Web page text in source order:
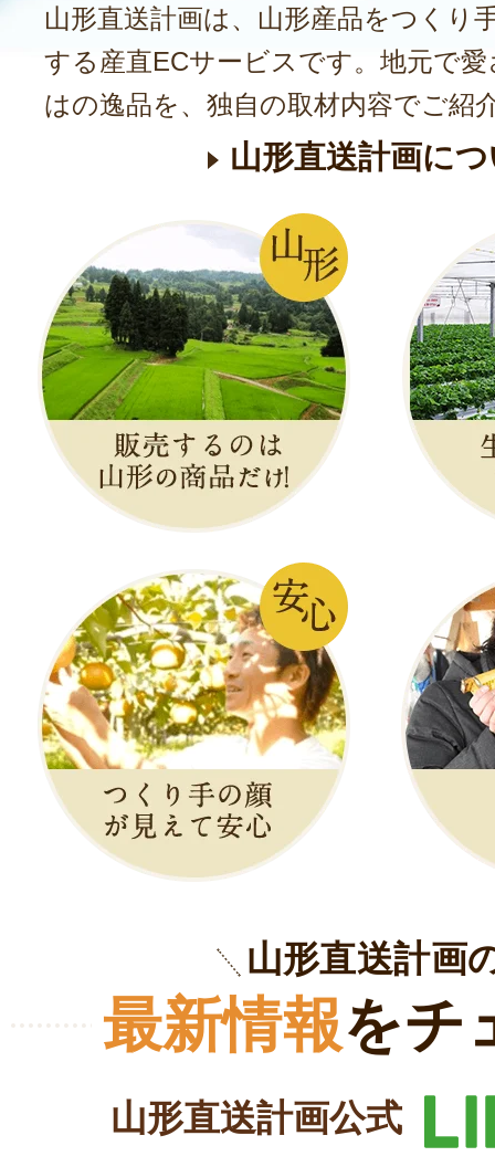
山形直送計画は、山形産品をつくり
する産直ECサービスです。地元で
はの逸品を、独自の取材内容でご紹
山形直送計画に
山形直送計画
最新情報をチ
山形直送計画公式